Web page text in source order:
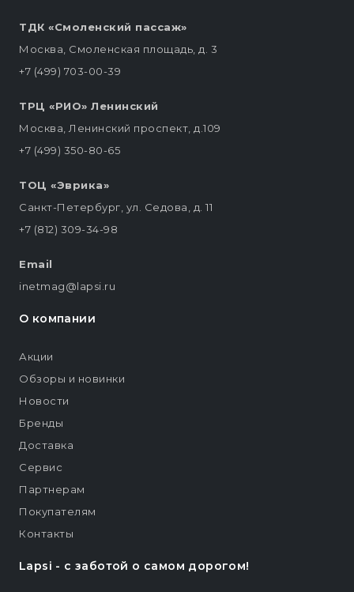
Lapsi - c заботой о самом дорогом!
ТДК «Смоленский пассаж»
Москва, Смоленская площадь, д. 3
+7 (499) 703-00-39
ТРЦ «РИО» Ленинский
Москва, Ленинский проспект, д.109
+7 (499) 350-80-65
ТОЦ «Эврика»
Санкт-Петербург, ул. Седова, д. 11
+7 (812) 309-34-98
Email
inetmag@lapsi.ru
О компании
Акции
Обзоры и новинки
Новости
Бренды
Доставка
Сервис
Партнерам
Покупателям
Контакты